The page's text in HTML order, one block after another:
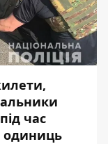
час
одиниць